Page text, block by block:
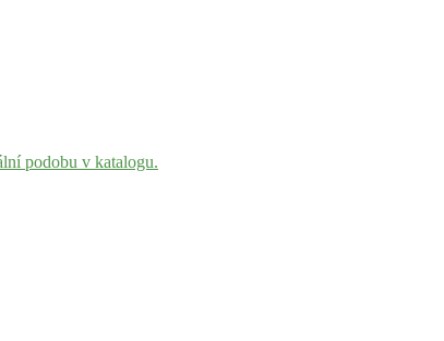
podobu v katalogu.